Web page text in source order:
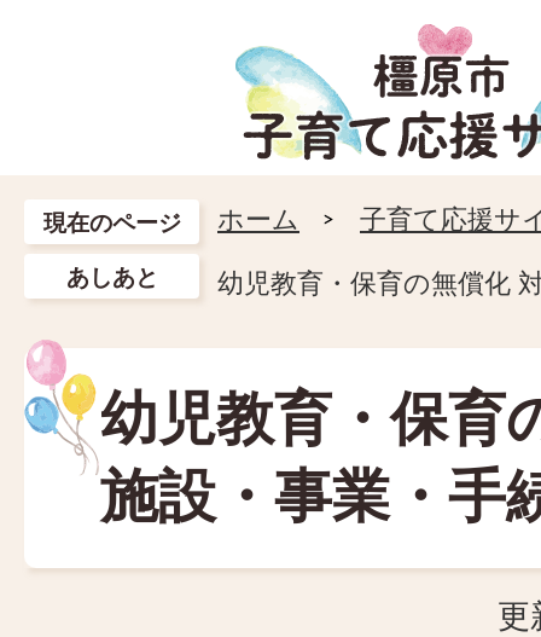
現在のページ ホーム 子育て応援サ
あしあと 幼児教育・保育の無償化
幼児教育・保育
施設・事業・手
更